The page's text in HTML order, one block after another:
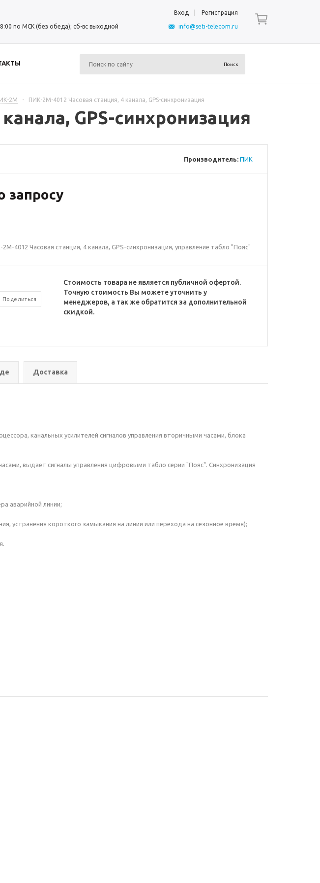
Вход Регистрация
по МСК (без обеда); сб-вс выходной info@seti-telecom.ru
2М - ПИК-2М-4012 Часовая станция, 4 канала, GPS-синхронизация
GPS-синхронизация
Производитель: ПИК
запросу
4012 Часовая станция, 4 канала, GPS-синхронизация, управление табло "Пояс"
Поделиться
Стоимость товара не является публичной офертой.
Точную стоимость Вы можете уточнить у
менеджеров, а так же обратится за дополнительной
скидкой.
Доставка
канальных усилителей сигналов управления вторичными часами, блока
выдает сигналы управления цифровыми табло серии "Пояс". Синхронизация
аварийной линии;
устранения короткого замыкания на линии или перехода на сезонное время);